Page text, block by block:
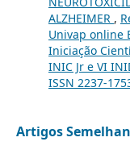
ALZHEIMER ,
Univap online
Iniciação
INIC Jr e VI
ISSN 2237-
Artigos